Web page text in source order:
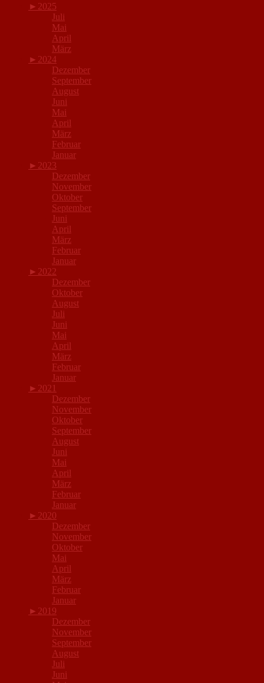
► 2025
Juli
Mai
April
März
► 2024
Dezember
September
August
Juni
Mai
April
März
Februar
Januar
► 2023
Dezember
November
Oktober
September
Juni
April
März
Februar
Januar
► 2022
Dezember
Oktober
August
Juli
Juni
Mai
April
März
Februar
Januar
► 2021
Dezember
November
Oktober
September
August
Juni
Mai
April
März
Februar
Januar
► 2020
Dezember
November
Oktober
Mai
April
März
Februar
Januar
► 2019
Dezember
November
September
August
Juli
Juni